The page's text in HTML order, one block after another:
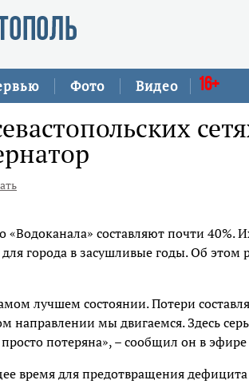
Фото Видео 16+
«Водоканала» составляют почти 40%.
города в засушливые годы. Об этом
лучшем состоянии. Потери
направлении мы двигаемся. Здесь
потеряна», – сообщил он в эфире
время для предотвращения